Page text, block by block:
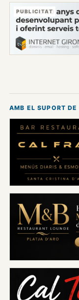
PUBLICITAT
AMB EL SUPORT DE